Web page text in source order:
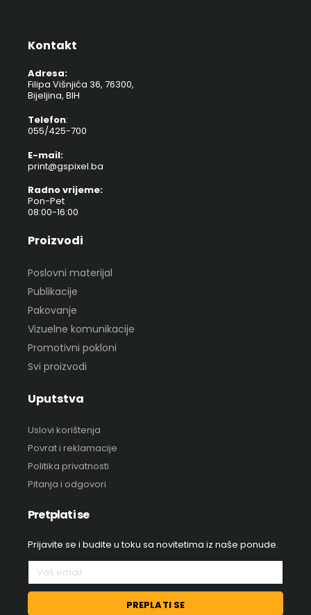
Kontakt
Adresa:
Filipa Višnjića 36, 76300,
Bijeljina, BIH
Telefon:
055/425-700
E-mail:
print@gspixel.ba
Radno vrijeme:
Pon-Pet
08:00-16:00
Proizvodi
Poslovni materijal
Publikacije
Pakovanje
Vizuelne komunikacije
Promotivni pokloni
Svi proizvodi
Uputstva
Uslovi korištenja
Povrat i reklamacije
Politika privatnosti
Pitanja i odgovori
Pretplati se
Prijavite se i budite u toku sa novitetima iz naše ponude.
PREPLATI SE